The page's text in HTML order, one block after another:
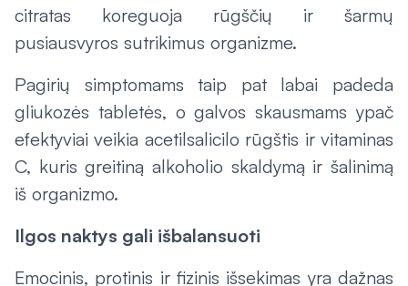
citratas koreguoja rūgščių ir šarmų
pusiausvyros sutrikimus organizme.
Pagirių simptomams taip pat labai padeda
gliukozės tabletės, o galvos skausmams ypač
efektyviai veikia acetilsalicilo rūgštis ir vitaminas
C, kuris greitiną alkoholio skaldymą ir šalinimą
iš organizmo.
Ilgos naktys gali išbalansuoti
Emocinis, protinis ir fizinis išsekimas yra dažnas